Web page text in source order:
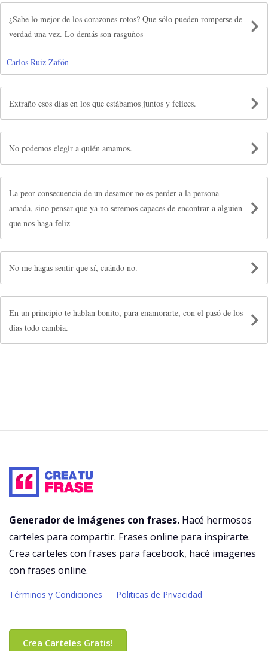
¿Sabe lo mejor de los corazones rotos? Que sólo pueden romperse de
verdad una vez. Lo demás son rasguños
Carlos Ruiz Zafón
Extraño esos días en los que estábamos juntos y felices.
No podemos elegir a quién amamos.
La peor consecuencia de un desamor no es perder a la persona
amada, sino pensar que ya no seremos capaces de encontrar a alguien
que nos haga feliz
No me hagas sentir que sí, cuándo no.
En un principio te hablan bonito, para enamorarte, con el pasó de los
días todo cambia.
Generador de imágenes con frases. Hacé hermosos
carteles para compartir. Frases online para inspirarte.
Crea carteles con frases para facebook, hacé imagenes
con frases online.
Términos y Condiciones | Politicas de Privacidad
Crea Carteles Gratis!